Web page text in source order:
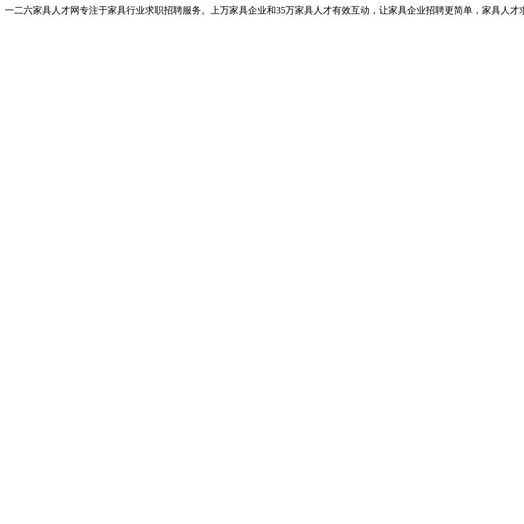
一二六家具人才网专注于家具行业求职招聘服务。上万家具企业和35万家具人才有效互动，让家具企业招聘更简单，家具人才